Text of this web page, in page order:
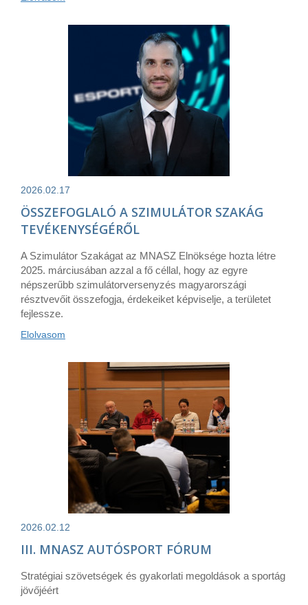
2026.02.17
ÖSSZEFOGLALÓ A SZIMULÁTOR SZAKÁG
TEVÉKENYSÉGÉRŐL
A Szimulátor Szakágat az MNASZ Elnöksége hozta létre
2025. márciusában azzal a fő céllal, hogy az egyre
népszerűbb szimulátorversenyzés magyarországi
résztvevőit összefogja, érdekeiket képviselje, a területet
fejlessze.
Elolvasom
2026.02.12
III. MNASZ AUTÓSPORT FÓRUM
Stratégiai szövetségek és gyakorlati megoldások a sportág
jövőjéért